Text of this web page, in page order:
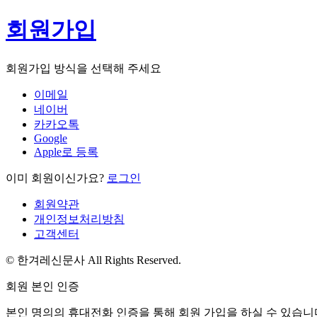
회원가입
회원가입 방식을 선택해 주세요
이메일
네이버
카카오톡
Google
Apple로 등록
이미 회원이신가요? 로그인
회원약관
개인정보처리방침
고객센터
© 한겨레신문사 All Rights Reserved.
회원 본인 인증
본인 명의의 휴대전화 인증을 통해 회원 가입을 하실 수 있습니